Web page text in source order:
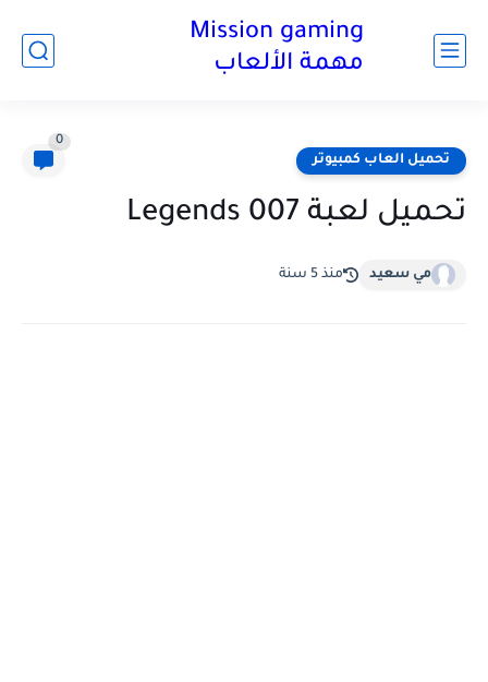
Mission gaming
مهمة الألعاب
تحميل العاب كمبيوتر
0
تحميل لعبة 007 Legends
مي سعيد منذ 5 سنة